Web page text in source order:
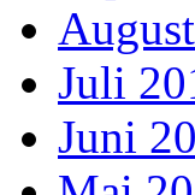
Juli
Juni